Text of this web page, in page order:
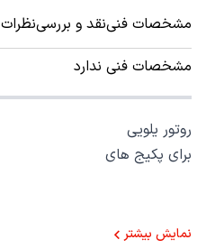
مشخصات فنینقد و بررسینظرات
مشخصات فنی ندارد
روتور یلویی
برای پکیج های
نمایش بیشتر